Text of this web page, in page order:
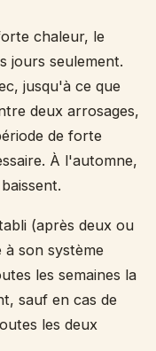
chaleur, le
jours seulement.
jusqu'à ce que
deux arrosages,
de forte
À l'automne,
(après deux ou
à son système
les semaines la
sauf en cas de
les deux